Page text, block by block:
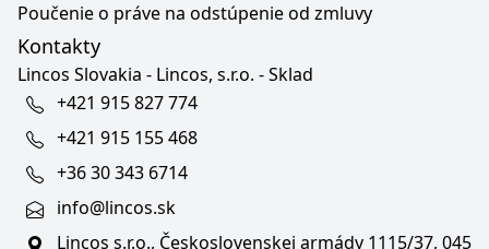
Poučenie o práve na odstúpenie od zmluvy
Kontakty
Lincos Slovakia - Lincos, s.r.o. - Sklad
+421 915 827 774
+421 915 155 468
+36 30 343 6714
info@lincos.sk
Lincos s.r.o., Československej armády 1115/37, 045